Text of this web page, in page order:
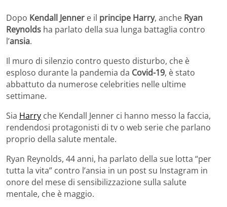
Dopo Kendall Jenner e il principe Harry, anche Ryan
Reynolds ha parlato della sua lunga battaglia contro
l’ansia.
Il muro di silenzio contro questo disturbo, che è
esploso durante la pandemia da Covid-19, è stato
abbattuto da numerose celebrities nelle ultime
settimane.
Sia Harry che Kendall Jenner ci hanno messo la faccia,
rendendosi protagonisti di tv o web serie che parlano
proprio della salute mentale.
Ryan Reynolds, 44 anni, ha parlato della sue lotta “per
tutta la vita” contro l’ansia in un post su Instagram in
onore del mese di sensibilizzazione sulla salute
mentale, che è maggio.